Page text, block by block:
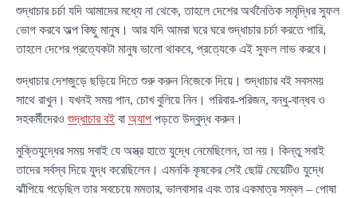
শুদ্ধাচার চর্চা যদি আমাদের মধ্যে না থেকে, তাহলে দেশের অর্থনৈতিক সমৃদ্ধির সুফল
ভোগ করবে অল্প কিছু মানুষ। আর যদি আমরা ঘরে ঘরে শুদ্ধাচার চর্চা করতে পারি,
তাহলে দেশের প্রত্যেকটা মানুষ ভালো থাকবে, প্রত্যেকে এই সুফল লাভ করবে।
শুদ্ধাচার দেশজুড়ে ছড়িয়ে দিতে শুরু করুন নিজেকে দিয়ে। শুদ্ধাচার বই সবসময়
সাথে রাখুন। যখনই সময় পান, চোখ বুলিয়ে নিন। পরিবার-পরিজন, বন্ধু-বান্ধব ও
সহকর্মীদেরও শুদ্ধাচার বই বা অ্যাপ পড়তে উদ্বুদ্ধ করুন।
মুক্তিযুদ্ধের সময় সবাই যে অস্ত্র হাতে যুদ্ধে নেমেছিলেন, তা নয়। কিন্তু সবাই
তাদের সর্বস্ব দিয়ে যুদ্ধ করেছিলেন। এমনকি কৃষকের সেই ছোট্ট মেয়েটিও যুদ্ধে
ঝাঁপিয়ে পড়েছিল তার সবচেয়ে মমতার, ভালবাসার এবং তার একমাত্র সম্বল – পোষা